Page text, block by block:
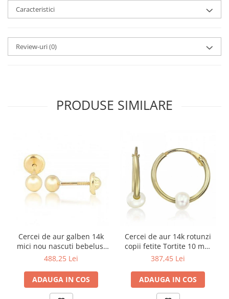
Caracteristici
Review-uri(0)
PRODUSE SIMILARE
Cercei de aur galben 14k
mici nou nascuti bebelusi
Bilute 4mm
488,25 Lei
ADAUGA IN COS
Cercei de aur 14k rotunzi
copii fetite Tortite 10 mm
perluta
387,45 Lei
ADAUGA IN COS